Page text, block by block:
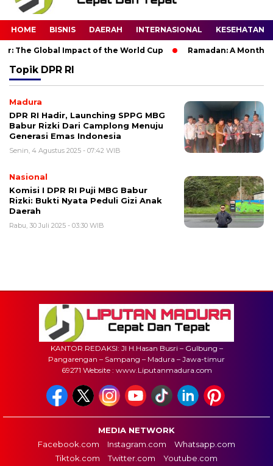
HOME BISNIS DAERAH INTERNASIONAL KESEHATAN
The Global Impact of the World Cup Ramadan: A Month
Topik DPR RI
Madura
DPR RI Hadir, Launching SPPG MBG
Babur Rizki Dari Camplong Menuju
Generasi Emas Indonesia
Senin, 4 Agustus 2025 - 07:42 WIB
Nasional
Komisi I DPR RI Puji MBG Babur
Rizki: Bukti Nyata Peduli Gizi Anak
Daerah
Rabu, 30 Juli 2025 - 03:30 WIB
KANTOR REDAKSI: Jl H.Hasan Busri – Gulbung –
Pangarengan – Sampang – Madura – Jawa-timur
69271 Website : www.Liputanmadura.com
MEDIA NETWORK
Facebook.com
Instagram.com
Whatsapp.com
Tiktok.com
Twitter.com Youtube.com